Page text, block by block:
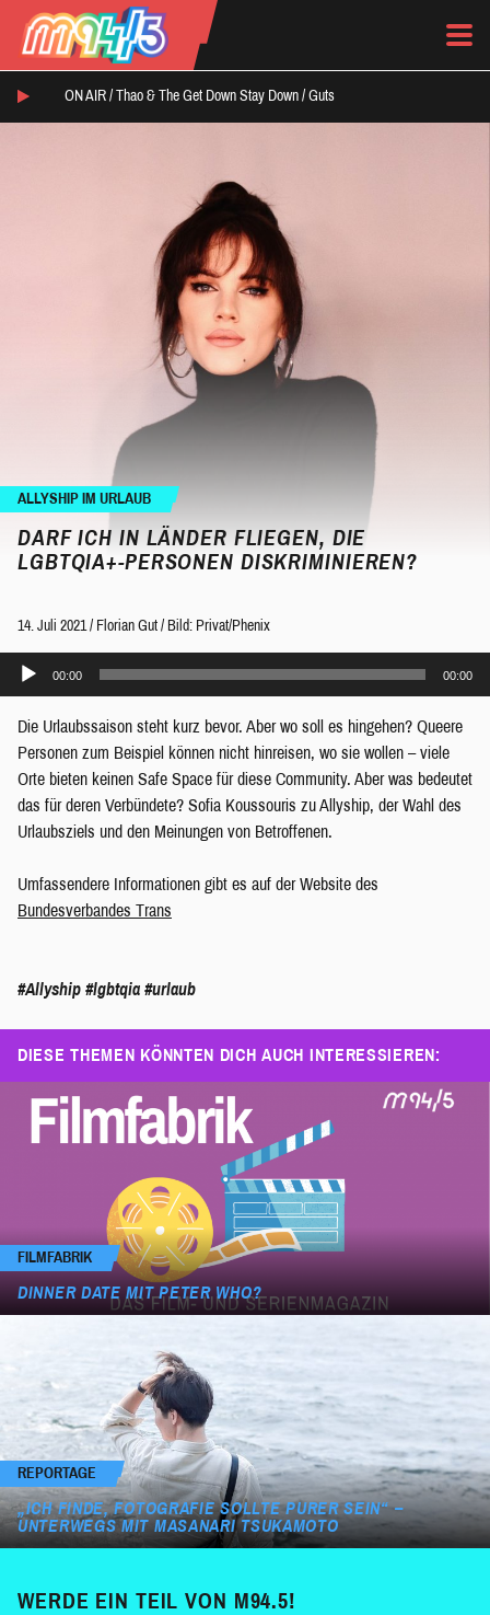
ON AIR / Thao & The Get Down Stay Down / Guts
ALLYSHIP IM URLAUB
DARF ICH IN LÄNDER FLIEGEN, DIE
LGBTQIA+-PERSONEN DISKRIMINIEREN?
14. Juli 2021 / Florian Gut / Bild: Privat/Phenix
Audio-
00:00 00:00
Die Urlaubssaison steht kurz bevor. Aber wo soll es hingehen? Queere
Personen zum Beispiel können nicht hinreisen, wo sie wollen – viele
Orte bieten keinen Safe Space für diese Community. Aber was bedeutet
das für deren Verbündete? Sofia Koussouris zu Allyship, der Wahl des
Urlaubsziels und den Meinungen von Betroffenen.
Umfassendere Informationen gibt es auf der Website des
Bundesverbandes Trans
#Allyship #lgbtqia #urlaub
DIESE THEMEN KÖNNTEN DICH AUCH INTERESSIEREN:
FILMFABRIK
DINNER DATE MIT PETER WHO?
REPORTAGE
„ICH FINDE, FOTOGRAFIE SOLLTE PURER SEIN“ –
UNTERWEGS MIT MASANARI TSUKAMOTO
WERDE EIN TEIL VON M94.5!